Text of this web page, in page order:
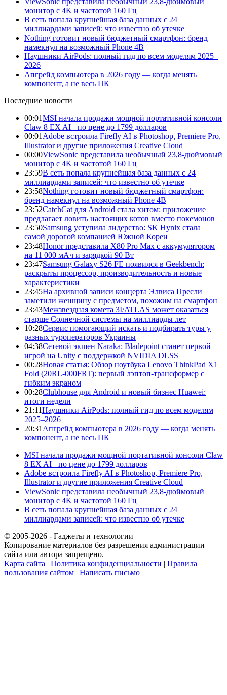
монитор с 4K и частотой 160 Гц
В сеть попала крупнейшая база данных с 24
миллиардами записей: что известно об утечке
Nothing готовит новый бюджетный смартфон: бренд
намекнул на возможный Phone 4B
Наушники AirPods: полный гид по всем моделям 2025–
2026
Апгрейд компьютера в 2026 году — когда менять
компонент, а не весь ПК
Последние новости
00:01MSI начала продажи мощной портативной консоли
Claw 8 EX AI+ по цене до 1799 долларов
00:01 Adobe встроила Firefly AI в Photoshop, Premiere Pro,
Illustrator и другие приложения Creative Cloud
00:00ViewSonic представила необычный 23,8-дюймовый
монитор с 4K и частотой 160 Гц
23:59В сеть попала крупнейшая база данных с 24
миллиардами записей: что известно об утечке
23:58Nothing готовит новый бюджетный смартфон:
бренд намекнул на возможный Phone 4B
23:52CatchCat для Android стала хитом: приложение
предлагает ловить настоящих котов вместо покемонов
23:50Samsung уступила лидерство: SK Hynix стала
самой дорогой компанией Южной Кореи
23:48Honor представила X80 Pro Max с аккумулятором
на 11 000 мАч и зарядкой 90 Вт
23:47Samsung Galaxy S26 FE появился в Geekbench:
раскрыты процессор, производительность и новые
характеристики
23:45На архивной записи концерта Элвиса Пресли
заметили женщину с предметом, похожим на смартфон
23:43Межзвездная комета 3I/ATLAS может оказаться
старше Солнечной системы на миллиарды лет
10:28Сервис помогающий искать и подбирать туры у
разных туроператоров Украины
04:38Сетевой экшен Naraka: Bladepoint станет первой
игрой на Unity с поддержкой NVIDIA DLSS
00:28Новая статья: Обзор ноутбука Lenovo ThinkPad X1
Fold (20RL-000FRT): первый лэптоп-трансформер с
гибким экраном
00:28Clubhouse для Android и новый бизнес Huawei:
итоги недели
21:11Наушники AirPods: полный гид по всем моделям
2025–2026
20:31 Апгрейд компьютера в 2026 году — когда менять
компонент, а не весь ПК
MSI начала продажи мощной портативной консоли Claw
8 EX AI+ по цене до 1799 долларов
Adobe встроила Firefly AI в Photoshop, Premiere Pro,
Illustrator и другие приложения Creative Cloud
ViewSonic представила необычный 23,8-дюймовый
монитор с 4K и частотой 160 Гц
В сеть попала крупнейшая база данных с 24
миллиардами записей: что известно об утечке
© 2005-2026 - Гаджеты и технологии
Копирование материалов без разрешения администрации
сайта или автора запрещено.
Карта сайта | Политика конфиденциальности | Правила
пользования сайтом | Написать письмо